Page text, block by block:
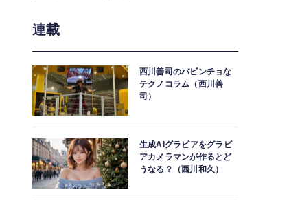
連載
西川善司のバビンチョな
テクノコラム（西川善
司）
生成AIグラビアをグラビ
アカメラマンが作るとど
うなる？（西川和久）